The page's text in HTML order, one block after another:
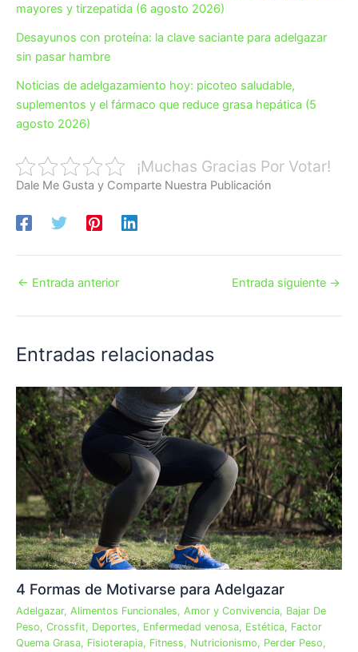
mayores y tirzepatida (6 agosto 2026)
Desayunos con proteína: la clave saciante para adelgazar
sin pasar hambre
Noticias de adelgazamiento hoy: picoteo saludable,
suplementos y el fármaco que reduce grasa hepática (5
agosto 2026)
¡Muchas Gracias Por Votar!
Dale Me Gusta y Comparte Nuestra Publicación
← Entrada anterior Entrada siguiente →
Entradas relacionadas
4 Formas de Motivarse para Adelgazar
Adelgazar, Alimentos Funcionales, Amor y Convivencia, Bajar De
Peso, Crossfit, Deportes, Enfermedad venosa, Estética, Factor
Quema Grasa, Fisioterapia, Fitness, Nutricionismo, Perder Peso,